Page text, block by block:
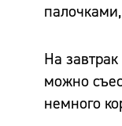
На
можно
немного